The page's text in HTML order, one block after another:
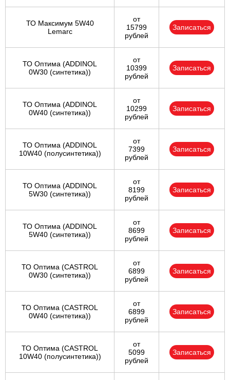
ТО Максимум 5W40
Lemarc
от
15799
рублей
Записаться
ТО Оптима (ADDINOL
0W30 (синтетика))
от
10399
рублей
Записаться
ТО Оптима (ADDINOL
0W40 (синтетика))
от
10299
рублей
Записаться
ТО Оптима (ADDINOL
10W40 (полусинтетика))
от
7399
рублей
Записаться
ТО Оптима (ADDINOL
5W30 (синтетика))
от
8199
рублей
Записаться
ТО Оптима (ADDINOL
5W40 (синтетика))
от
8699
рублей
Записаться
ТО Оптима (CASTROL
0W30 (синтетика))
от
6899
рублей
Записаться
ТО Оптима (CASTROL
0W40 (синтетика))
от
6899
рублей
Записаться
ТО Оптима (CASTROL
10W40 (полусинтетика))
от
5099
рублей
Записаться